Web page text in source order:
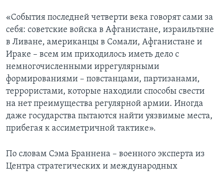
«События последней четверти века говорят сами за
себя: советские войска в Афганистане, израильтяне
в Ливане, американцы в Сомали, Афганистане и
Ираке – всем им приходилось иметь дело с
немногочисленными иррегулярными
формированиями – повстанцами, партизанами,
террористами, которые находили способы свести
на нет преимущества регулярной армии. Иногда
даже государства пытаются найти уязвимые места,
прибегая к ассиметричной тактике».
По словам Сэма Браннена – военного эксперта из
Центра стратегических и международных